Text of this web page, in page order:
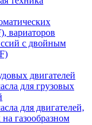
вариаторов
с двойным
двигателей
для грузовых
для двигателей,
газообразном